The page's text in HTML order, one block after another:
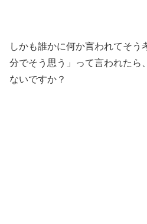
しかも誰かに何か言われてそう
分でそう思う」って言われたら
ないですか？